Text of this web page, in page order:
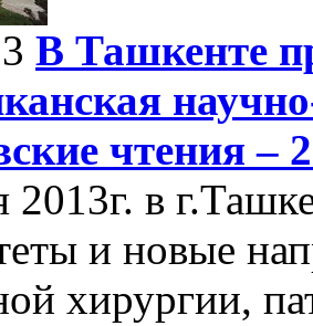
В Ташкенте
чтения –
2013г. в
и новые
хирургии,